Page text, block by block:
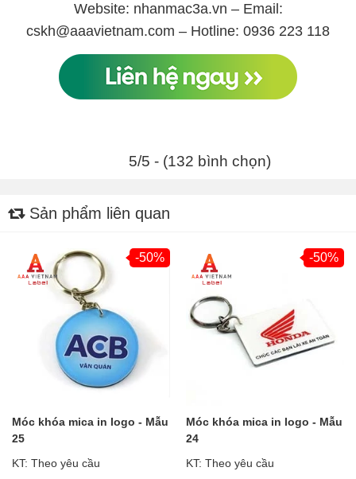
Website: nhanmac3a.vn – Email:
cskh@aaavietnam.com – Hotline: 0936 223 118
5/5 - (132 bình chọn)
Sản phẩm liên quan
-50%
Móc khóa mica in logo - Mẫu
25
KT: Theo yêu cầu
-50%
Móc khóa mica in logo - Mẫu
24
KT: Theo yêu cầu